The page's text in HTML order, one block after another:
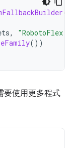
(
,
())
要使用更多程式